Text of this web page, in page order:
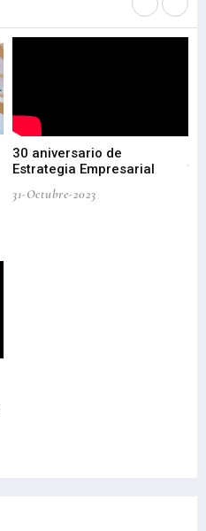
30 aniversario de
Estrategia Empresarial
31-Octubre-2023